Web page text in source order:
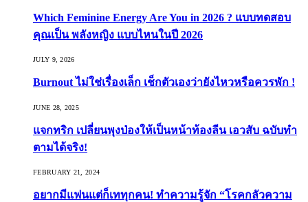
Which Feminine Energy Are You in 2026 ? แบบทดสอบ
คุณเป็น พลังหญิง แบบไหนในปี 2026
JULY 9, 2026
Burnout ไม่ใช่เรื่องเล็ก เช็กตัวเองว่ายังไหวหรือควรพัก !
JUNE 28, 2025
แจกทริก เปลี่ยนพุงป่องให้เป็นหน้าท้องลีน เอวสับ ฉบับทำ
ตามได้จริง!
FEBRUARY 21, 2024
อยากมีแฟนแต่ก็เททุกคน! ทำความรู้จัก “โรคกลัวความ